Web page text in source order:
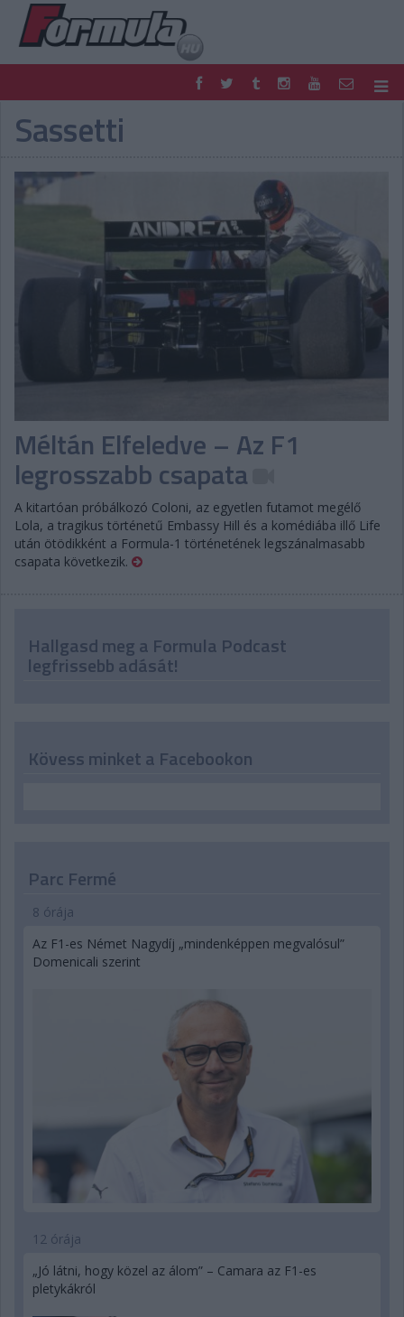
F1
FORMULA
RETRO
TIPPJÁTÉK
DIGITÁLIS MAGAZIN
PONTÁLLÁSOK
VERSENYNAPTÁRAK
Sassetti
Méltán Elfeledve – Az F1
legrosszabb csapata
A kitartóan próbálkozó Coloni, az egyetlen futamot megélő
Lola, a tragikus történetű Embassy Hill és a komédiába illő Life
után ötödikként a Formula-1 történetének legszánalmasabb
csapata következik.
Hallgasd meg a Formula Podcast
legfrissebb adását!
Kövess minket a Facebookon
Parc Fermé
8 órája
Az F1-es Német Nagydíj „mindenképpen megvalósul”
Domenicali szerint
12 órája
„Jó látni, hogy közel az álom” – Camara az F1-es
pletykákról